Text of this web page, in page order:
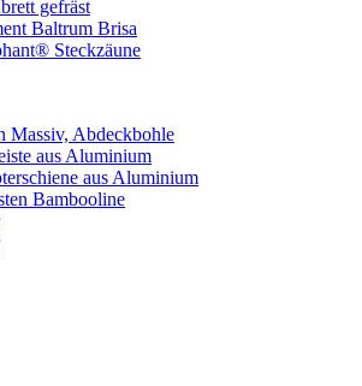
gefräst
Baltrum Brisa
Steckzäune
Massiv, Abdeckbohle
aus Aluminium
aus Aluminium
Bambooline